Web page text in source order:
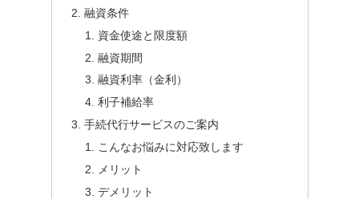
融資条件
資金使途と限度額
融資期間
融資利率（金利）
利子補給率
手続代行サービスのご案内
こんなお悩みに対応致します
メリット
デメリット